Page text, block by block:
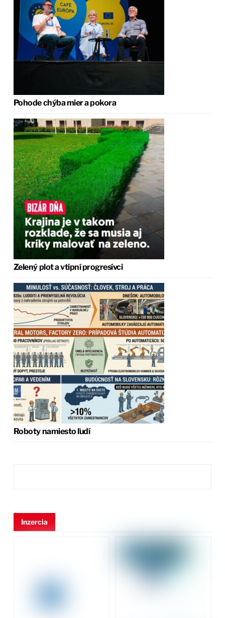
Pohode chýba mier a pokora
Zelený plot a vtipní progresívci
Roboty namiesto ľudí
Inzercia